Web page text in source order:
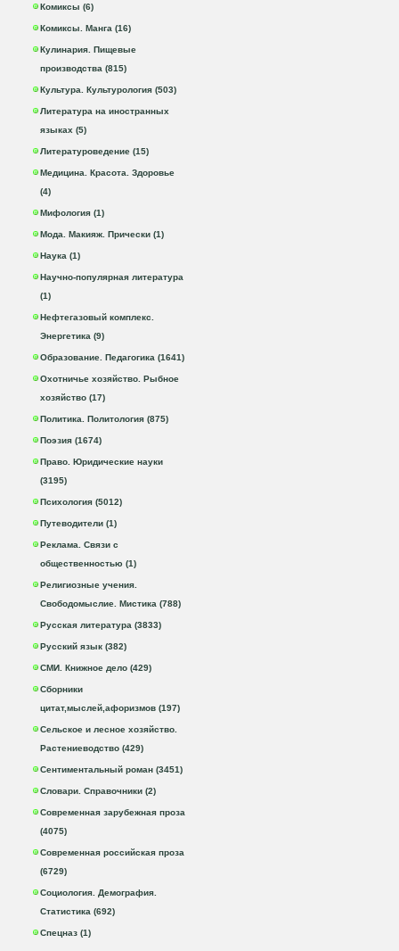
Комиксы (6)
Комиксы. Манга (16)
Кулинария. Пищевые
производства (815)
Культура. Культурология (503)
Литература на иностранных
языках (5)
Литературоведение (15)
Медицина. Красота. Здоровье
(4)
Мифология (1)
Мода. Макияж. Прически (1)
Наука (1)
Научно-популярная литература
(1)
Нефтегазовый комплекс.
Энергетика (9)
Образование. Педагогика (1641)
Охотничье хозяйство. Рыбное
хозяйство (17)
Политика. Политология (875)
Поэзия (1674)
Право. Юридические науки
(3195)
Психология (5012)
Путеводители (1)
Реклама. Связи с
общественностью (1)
Религиозные учения.
Свободомыслие. Мистика (788)
Русская литература (3833)
Русский язык (382)
СМИ. Книжное дело (429)
Сборники
цитат,мыслей,афоризмов (197)
Сельское и лесное хозяйство.
Растениеводство (429)
Сентиментальный роман (3451)
Словари. Справочники (2)
Современная зарубежная проза
(4075)
Современная российская проза
(6729)
Социология. Демография.
Статистика (692)
Спецназ (1)